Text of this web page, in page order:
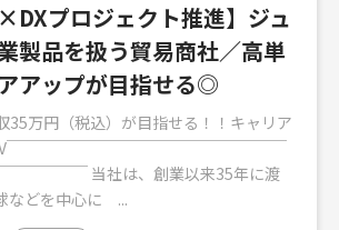
×DXプロジェクト推進】ジュ
製品を扱う貿易商社／高単
アップが目指せる◎
35万円（税込）が目指せる！！キャリア
￣￣￣￣￣￣￣￣￣￣￣￣￣￣￣￣￣
￣￣￣￣￣ 当社は、創業以来35年に渡
などを中心に ...